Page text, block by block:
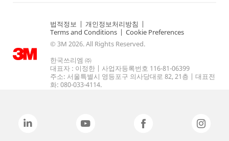
법적정보 | 개인정보처리방침 |
Terms and Conditions | Cookie Preferences
© 3M 2026. All Rights Reserved.
한국쓰리엠 ㈜
대표자 : 이정한 | 사업자등록번호 116-81-06399
주소: 서울특별시 영등포구 의사당대로 82, 21층 | 대표전
화: 080-033-4114.